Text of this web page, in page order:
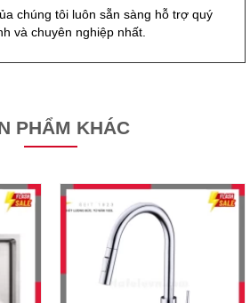
chúng tôi luôn sẵn sàng hỗ trợ quý
và chuyên nghiệp nhất.
PHẨM KHÁC